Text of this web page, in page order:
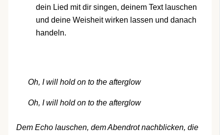
dein Lied mit dir singen, deinem Text lauschen
und deine Weisheit wirken lassen und danach
handeln.
Oh, I will hold on to the afterglow
Oh, I will hold on to the afterglow
Dem Echo lauschen, dem Abendrot nachblicken, die